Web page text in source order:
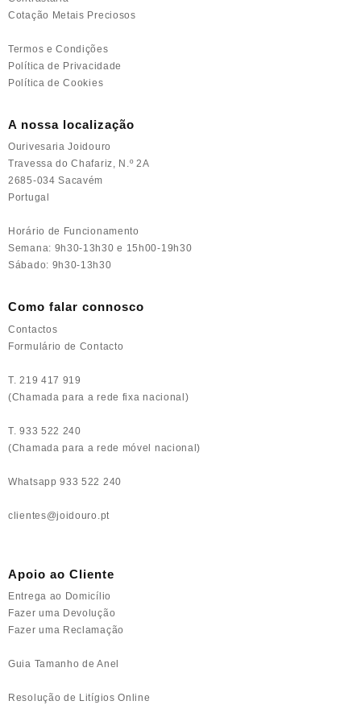
Cotação Metais Preciosos
Termos e Condições
Política de Privacidade
Política de Cookies
A nossa localização
Ourivesaria Joidouro
Travessa do Chafariz, N.º 2A
2685-034 Sacavém
Portugal
Horário de Funcionamento
Semana: 9h30-13h30 e 15h00-19h30
Sábado: 9h30-13h30
Como falar connosco
Contactos
Formulário de Contacto
T. 219 417 919
(Chamada para a rede fixa nacional)
T. 933 522 240
(Chamada para a rede móvel nacional)
Whatsapp 933 522 240
clientes@joidouro.pt
Apoio ao Cliente
Entrega ao Domicílio
Fazer uma Devolução
Fazer uma Reclamação
Guia Tamanho de Anel
Resolução de Litígios Online